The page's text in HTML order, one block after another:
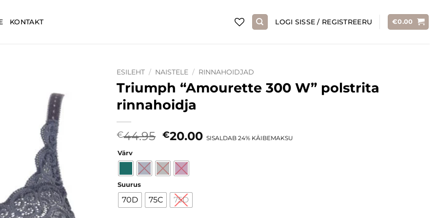
KONTAKT LOGI SISSE / REGISTREERU €0.00
Lisa
soovinimekirja
ESILEHT / NAISTELE / RINNAHOIDJAD
Triumph “Amourette 300 W” polstrita
rinnahoidja
€44.95 Algne
oli:
€44.95.
€20.00Current
SISALDAB 24% KÄIBEMAKSU
Värv
Suurus
70D 75C 75D